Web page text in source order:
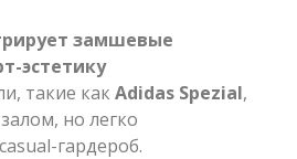
замшевые
эстетику
такие как Adidas Spezial,
но легко
гардероб.